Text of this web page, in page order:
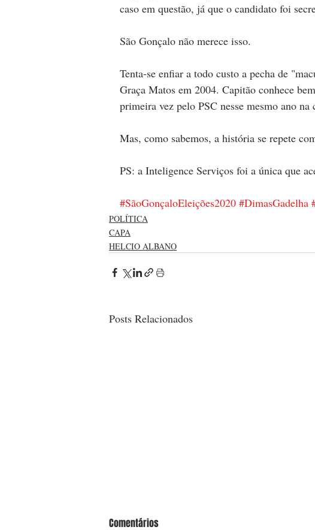
caso em questão, já que o candidato foi
São Gonçalo não merece isso.
Tenta-se enfiar a todo custo a pecha de
Graça Matos em 2004. Capitão conhece
primeira vez pelo PSC nesse mesmo ano na
Mas, como sabemos, a história se repete
PS: a Inteligence Serviços foi a única que
#SãoGonçaloEleições2020 #DimasGadelha
POLÍTICA
CAPA
HELCIO ALBANO
Posts Relacionados
Comentários